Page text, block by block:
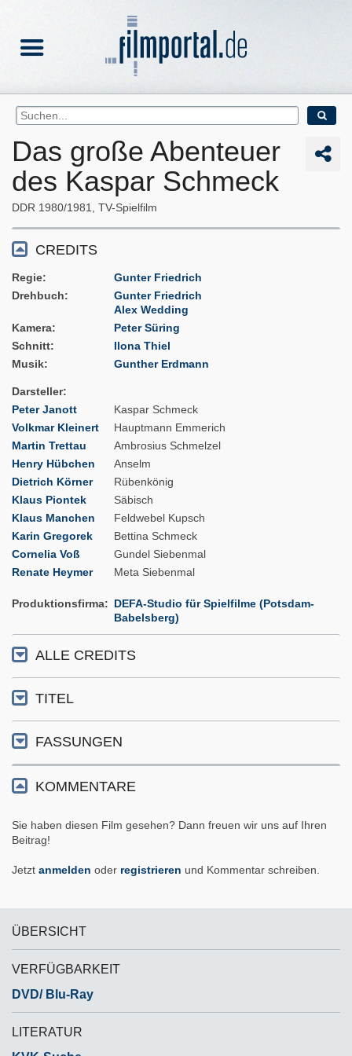
Das große Abenteuer
des Kaspar Schmeck
DDR 1980/1981 TV-Spielfilm
CREDITS
Regie
Gunter Friedrich
Drehbuch
Gunter Friedrich
Alex Wedding
Kamera
Peter Süring
Schnitt
Ilona Thiel
Musik
Gunther Erdmann
Darsteller
Peter Janott
Kaspar Schmeck
Volkmar Kleinert
Hauptmann Emmerich
Martin Trettau
Ambrosius Schmelzel
Henry Hübchen
Anselm
Dietrich Körner
Rübenkönig
Klaus Piontek
Säbisch
Klaus Manchen
Feldwebel Kupsch
Karin Gregorek
Bettina Schmeck
Cornelia Voß
Gundel Siebenmal
Renate Heymer
Meta Siebenmal
Produktionsfirma
DEFA-Studio für Spielfilme (Potsdam-
Babelsberg)
ALLE CREDITS
TITEL
FASSUNGEN
KOMMENTARE
Sie haben diesen Film gesehen? Dann freuen wir uns auf Ihren
Beitrag!
Jetzt anmelden oder registrieren und Kommentar schreiben.
ÜBERSICHT
VERFÜGBARKEIT
DVD/ Blu-Ray
LITERATUR